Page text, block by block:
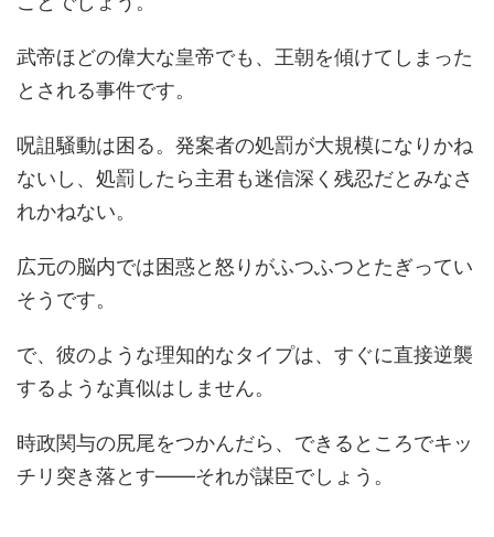
武帝ほどの偉大な皇帝でも、王朝を傾けてしまった
とされる事件です。
呪詛騒動は困る。発案者の処罰が大規模になりかね
ないし、処罰したら主君も迷信深く残忍だとみなさ
れかねない。
広元の脳内では困惑と怒りがふつふつとたぎってい
そうです。
で、彼のような理知的なタイプは、すぐに直接逆襲
するような真似はしません。
時政関与の尻尾をつかんだら、できるところでキッ
チリ突き落とす――それが謀臣でしょう。